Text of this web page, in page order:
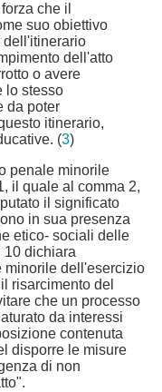
che il
suo obiettivo
dell'itinerario
dell'atto
o avere
lo stesso
da poter
itinerario,
(3)
penale minorile
il quale al comma 2,
il significato
in sua presenza
etico- sociali delle
10 dichiara
minorile dell'esercizio
risarcimento del
che un processo
da interessi
contenuta
disporre le misure
di non